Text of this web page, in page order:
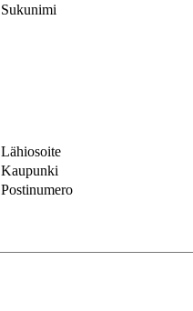
Sukunimi
Lähiosoite
Kaupunki
Postinumero